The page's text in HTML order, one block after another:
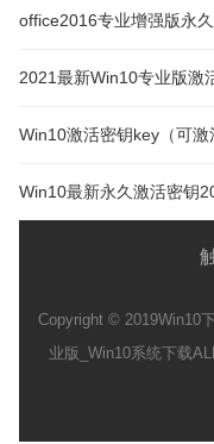
office2016专业增强版永
2021最新Win10专业版激
Win10激活密钥key（可激
Win10最新永久激活密钥
Copyright © 2019Win10
业版_Win10系统下载